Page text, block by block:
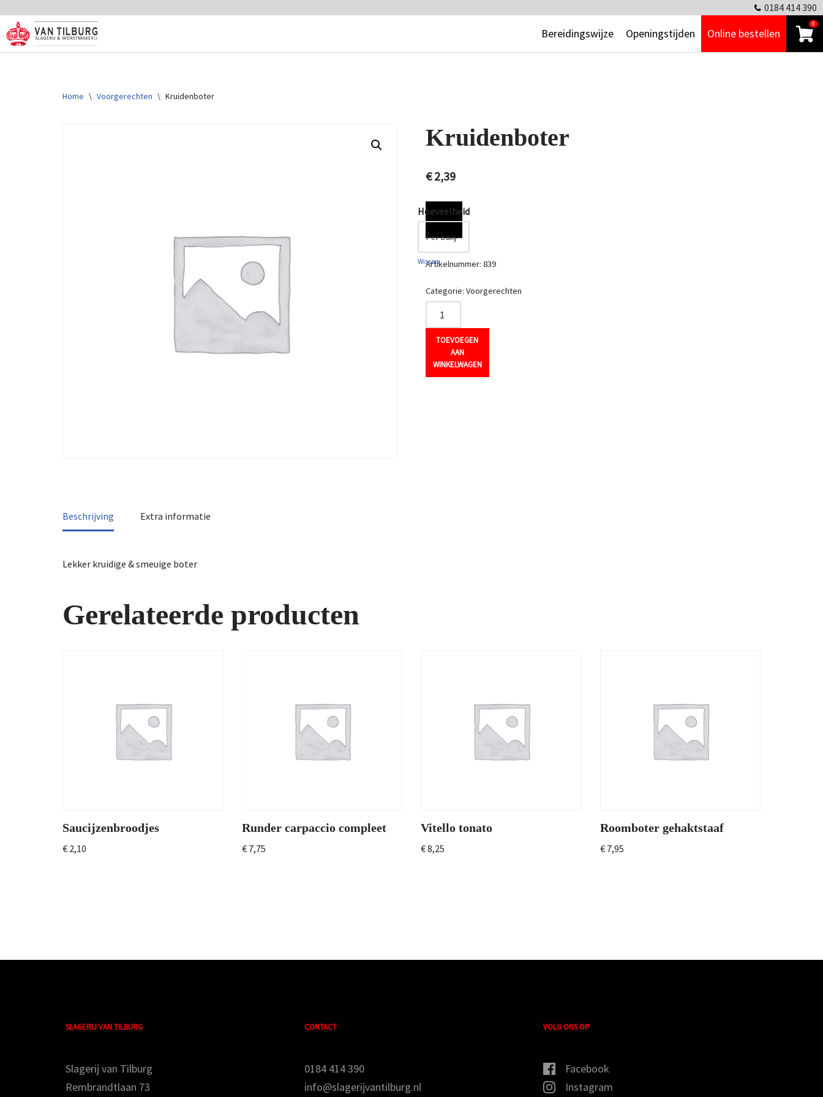
Ga
naar
0184 414 390
Bereidingswijze Openingstijden Online bestellen
0
Home \ Voorgerechten \ Kruidenboter
Kruidenboter
€2,39
Hoeveelheid
Wissen
TOEVOEGEN
AAN
WINKELWAGEN
Artikelnummer: 839
Categorie: Voorgerechten
Beschrijving Extra informatie
Lekker kruidige & smeuige boter
Gerelateerde producten
Saucijzenbroodjes
€ 2,10
Runder carpaccio compleet
€7,75
Vitello tonato
€8,25
Roomboter gehaktstaaf
€7,95
SLAGERIJ VAN TILBURG
Slagerij van Tilburg
Rembrandtlaan 73
CONTACT
0184 414 390
info@slagerijvantilburg.nl
VOLG ONS OP
Facebook
Instagram